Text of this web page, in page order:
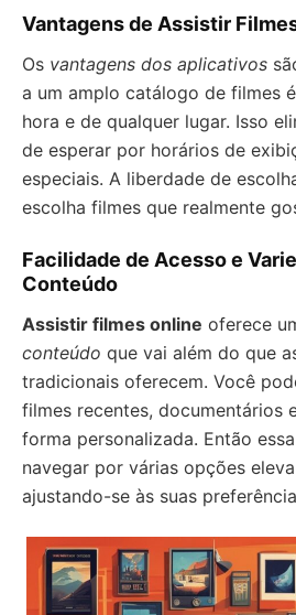
Vantagens de Assistir
Os vantagens dos aplicativos
a um amplo catálogo de filmes
hora e de qualquer lugar. Isso
de esperar por horários de
especiais. A liberdade de
escolha filmes que realmente
Facilidade de Acesso e
Conteúdo
Assistir filmes online oferece
conteúdo que vai além do que
tradicionais oferecem. Você
filmes recentes, documentários
forma personalizada. Então
navegar por várias opções
ajustando-se às suas